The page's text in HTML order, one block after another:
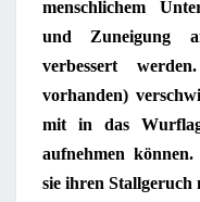
menschlichem
und Zuneigung
verbessert
vorhanden)
mit in das
aufnehmen
sie ihren Stallgeruch